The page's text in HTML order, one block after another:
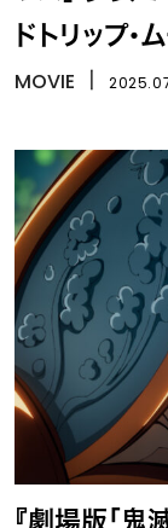
ドトリップ・
ア・ナイス』
MOVIE
『劇場版「